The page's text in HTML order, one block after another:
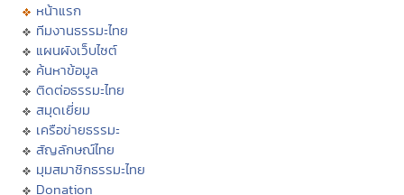
หน้าแรก
ทีมงานธรรมะไทย
แผนผังเว็บไซต์
ค้นหาข้อมูล
ติดต่อธรรมะไทย
สมุดเยี่ยม
เครือข่ายธรรมะ
สัญลักษณ์ไทย
มุมสมาชิกธรรมะไทย
Donation